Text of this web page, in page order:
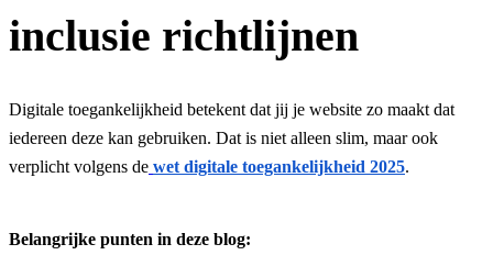
inclusie richtlijnen
Digitale toegankelijkheid betekent dat jij je website zo maakt dat
iedereen deze kan gebruiken. Dat is niet alleen slim, maar ook
verplicht volgens de wet digitale toegankelijkheid 2025.
Belangrijke punten in deze blog: